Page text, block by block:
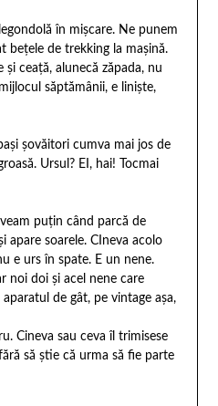
în mișcare. Ne punem
bețele de trekking la mașină.
ceață, alunecă zăpada, nu
săptămânii, e liniște,
șovăitori cumva mai jos de
Ursul? EI, hai! Tocmai
puțin când parcă de
apare soarele. CIneva acolo
e urs în spate. E un nene.
noi doi și acel nene care
de gât, pe vintage așa,
Cineva sau ceva îl trimisese
să știe că urma să fie parte